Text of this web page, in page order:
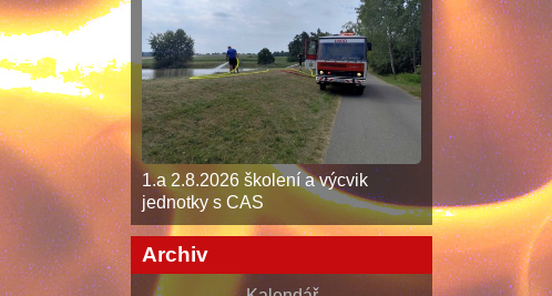
1.a 2.8.2026 školení a výcvik
jednotky s CAS
Archiv